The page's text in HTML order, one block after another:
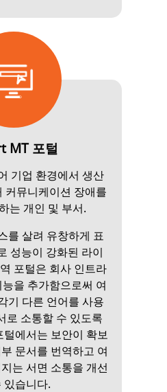
MT 포털
기업 환경에서 생산
커뮤니케이션 장애를
는 개인 및 부서.
를 살려 유창하게 표
성능이 강화된 라이
포털은 회사 인트라
을 추가함으로써 여
기 다른 언어를 사용
로 소통할 수 있도록
에서는 보안이 확보
문서를 번역하고 여
는 서면 소통을 개선
있습니다.